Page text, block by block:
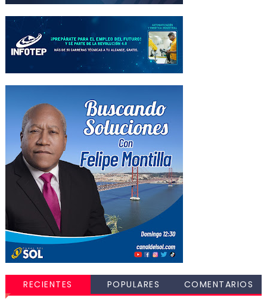
RECIENTES POPULARES COMENTARIOS